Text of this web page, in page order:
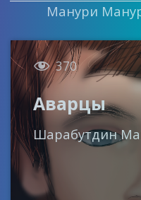
Манури
 370
Аварцы
Шарабутдин